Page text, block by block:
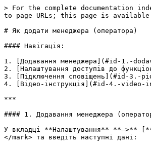
> For the complete documentation
to page URLs; this page is available
# Як додати менеджера (оператора)
#### Навігація:
1. [Додавання менеджера](#id-1.-
2. [Налаштування доступів до
3. [Підключення сповіщень](#id-3.-
4. [Відео-інструкція](#id-4.-video-
***
#### 1. Додавання менеджера
У вкладці **Налаштування** **–>**
</mark> та введіть наступні дані: